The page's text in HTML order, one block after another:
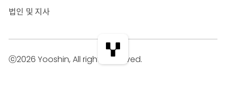
법인 및 지사
ⓒ2026 Yooshin, All rights reserved.